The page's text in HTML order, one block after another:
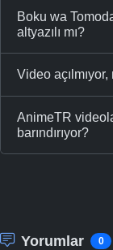
Boku wa
altyazılı mı?
Video açılmıyor,
AnimeTR
barındırıyor?
Yorumlar 0